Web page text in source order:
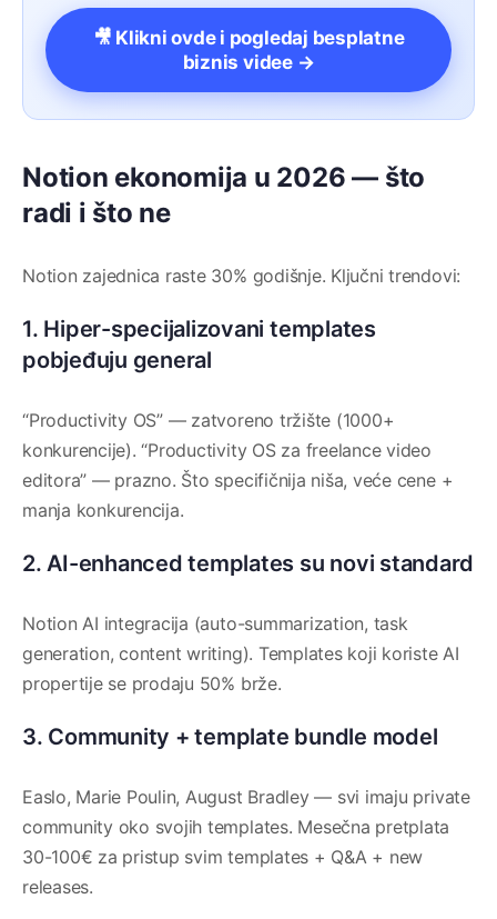
🎥 Klikni ovde i pogledaj besplatne
biznis videe →
Notion ekonomija u 2026 — što
radi i što ne
Notion zajednica raste 30% godišnje. Ključni trendovi:
1. Hiper-specijalizovani templates
pobjeđuju general
“Productivity OS” — zatvoreno tržište (1000+
konkurencije). “Productivity OS za freelance video
editora” — prazno. Što specifičnija niša, veće cene +
manja konkurencija.
2. AI-enhanced templates su novi standard
Notion AI integracija (auto-summarization, task
generation, content writing). Templates koji koriste AI
propertije se prodaju 50% brže.
3. Community + template bundle model
Easlo, Marie Poulin, August Bradley — svi imaju private
community oko svojih templates. Mesečna pretplata
30-100€ za pristup svim templates + Q&A + new
releases.